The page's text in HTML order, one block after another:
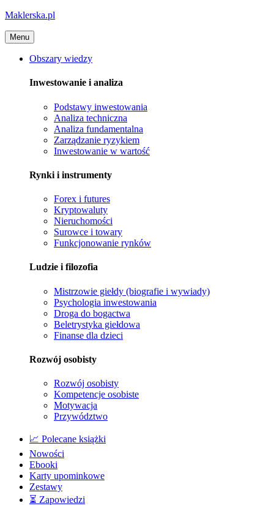
Maklerska.pl
Menu
Obszary wiedzy
Inwestowanie i analiza
Podstawy inwestowania
Analiza techniczna
Analiza fundamentalna
Zarządzanie ryzykiem
Inwestowanie w wartość
Rynki i instrumenty
Forex i futures
Kryptowaluty
Nieruchomości
Surowce i towary
Funkcjonowanie rynków
Ludzie i filozofia
Mistrzowie giełdy (biografie i wywiady)
Psychologia inwestowania
Droga do bogactwa
Beletrystyka giełdowa
Finanse dla dzieci
Rozwój osobisty
Rozwój osobisty
Kompetencje osobiste
Motywacja
Przywództwo
📈 Polecane książki
Nowości
Ebooki
Karty upominkowe
Zestawy
⏳ Zapowiedzi